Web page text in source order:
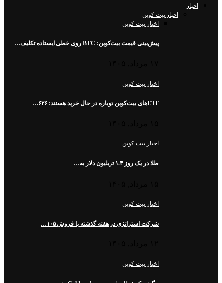
اخبار
اخبار بیت کوین
اخبار بیت کوین
پیش‌بینی قیمت بیت‌کوین: BTC روی خطی ایستاده تکلیف…
اخبار بیت کوین
ETFهای بیت‌کوین دوباره در حال خرید هستند: ۶۲۶…
اخبار بیت کوین
طلا در یک روز ۱.۳ تریلیون دلار به…
اخبار بیت کوین
شرکت استراتژی در هفته گذشته با فروش ۱۰۵…
اخبار بیت کوین